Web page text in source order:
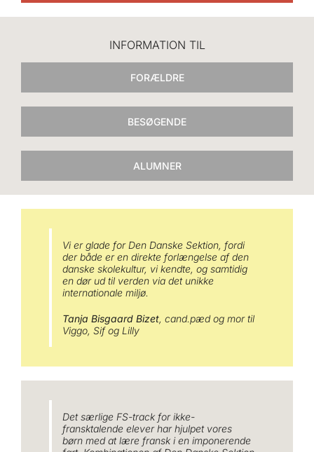
INFORMATION TIL
FORÆLDRE
BESØGENDE
ALUMNER
Vi er glade for Den Danske Sektion, fordi
der både er en direkte forlængelse af den
danske skolekultur, vi kendte, og samtidig
en dør ud til verden via det unikke
internationale miljø.
Tanja Bisgaard Bizet, cand.pæd og mor til
Viggo, Sif og Lilly
Det særlige FS-track for ikke-
fransktalende elever har hjulpet vores
børn med at lære fransk i en imponerende